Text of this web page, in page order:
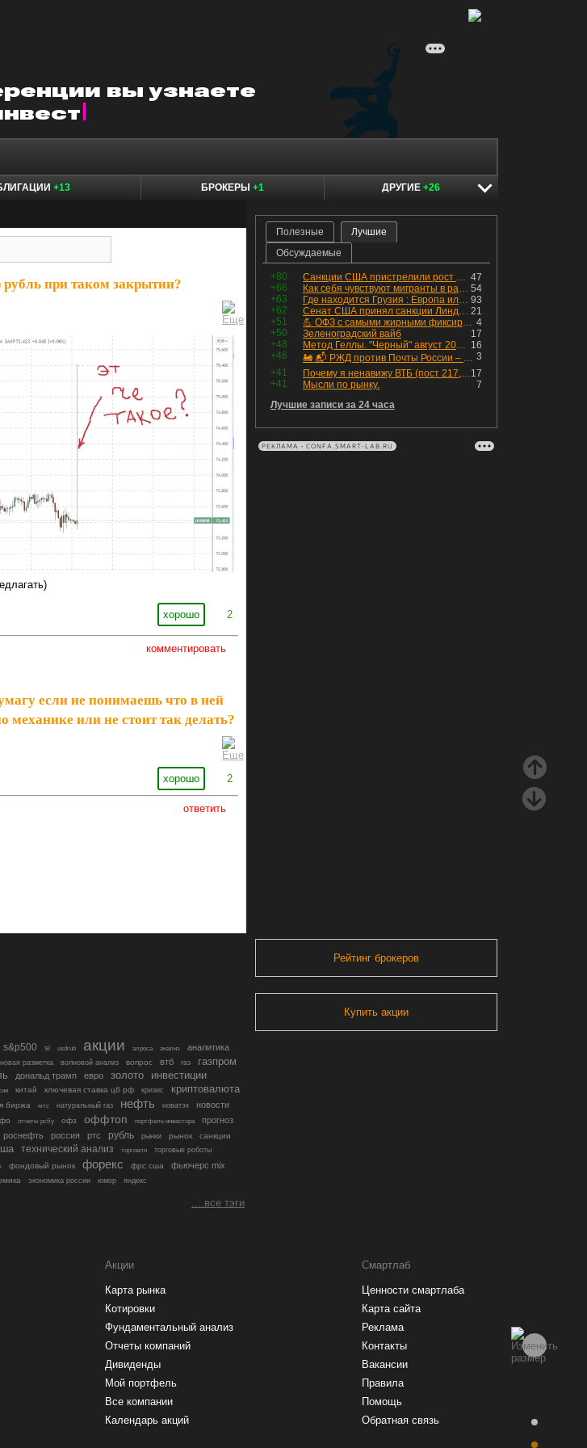
+13 БРОКЕРЫ +1 ДРУГИЕ +26
рубль при таком закрытии?
хорошо 2
комментировать
если не понимаешь что в ней
механике или не стоит так делать?
хорошо 2
ответить
Полезные
Лучшие
Обсуждаемые
+80 47
Санкции США пристрелили рост акций в России
+66
54
Как себя чувствуют мигранты в раю, в который они так стремились
+63
93
Где находится Грузия : Европа или Азия
+62
21
Сенат США принял санкции Линдси Грэма против России
+51
4
💪 ОФЗ с самыми жирными фиксированными купонами
+50
17
Зеленоградский вайб
+48
16
Метод Геллы. "Черный" август 2026 - быть или не быть?
+46
3
🚂 📬 РЖД против Почты России – Какие облигации выбрать?
+41
17
Почему я ненавижу ВТБ (пост 217, 12+)
+41
7
Мысли по рынку.
Лучшие записи за 24 часа
РЕКЛАМА • CONFA.SMART-LAB.RU
Рейтинг брокеров
Купить акции
s&p500 si usdrub акции алроса анализ аналитика
разметка волновой анализ вопрос втб газ газпром
дональд трамп евро золото инвестиции
китай ключевая ставка цб рф кризис криптовалюта
биржа мтс натуральный газ нефть новатэк новости
отчеты рсбу офз оффтоп портфель инвестора
прогноз
роснефть россия ртс рубль рынки рынок санкции
технический анализ торговля торговые роботы
фондовый рынок форекс фрс сша фьючерс mix
экономика россии юмор яндекс
....все тэги
Акции
Карта рынка
Котировки
Фундаментальный анализ
Отчеты компаний
Дивиденды
Мой портфель
Все компании
Календарь акций
Смартлаб
Ценности смартлаба
Карта сайта
Реклама
Контакты
Вакансии
Правила
Помощь
Обратная связь